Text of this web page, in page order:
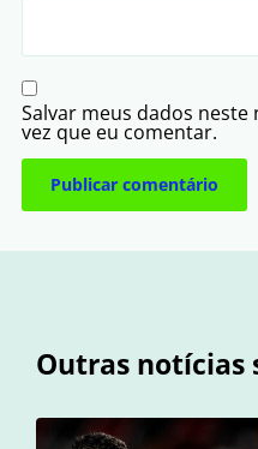
Salvar meus dados
vez que eu comentar.
Outras notícias